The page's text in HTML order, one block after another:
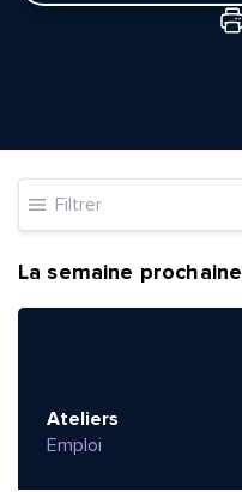
Filtrer
La semaine prochaine
Ateliers
Emploi